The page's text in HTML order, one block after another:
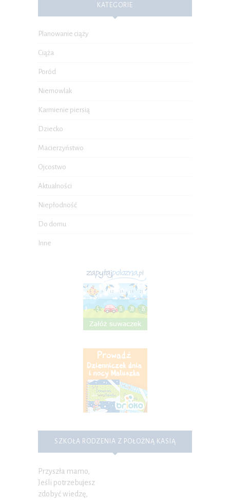
KATEGORIE
Planowanie ciąży
Ciąża
Poród
Niemowlak
Karmienie piersią
Dziecko
Macierzyństwo
Ojcostwo
Aktualności
Niepłodność
Do domu
Inne
SZKOŁA RODZENIA Z POŁOŻNĄ KASIĄ
Przyszła mamo,
Jeśli potrzebujesz
zdobyć wiedzę,